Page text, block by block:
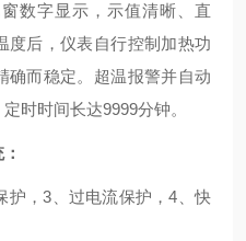
数字显示，示值清晰、直
度后，仪表自行控制加热功
确而稳定。超温报警并自动
时时间长达9999分钟。
护，3、过电流保护，4、快